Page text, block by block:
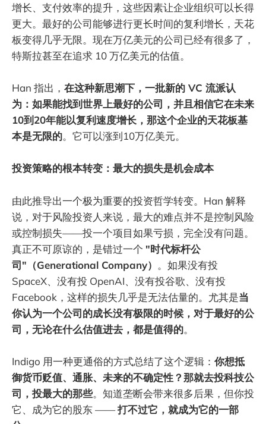
增长、支付效率的提升，这些因素让企业组织可以长得
更大。最好的公司能够进行更长时间的复利增长，天花
板变得几乎无限。现在万亿美元的公司已经有很多了，
特斯拉甚至在追求 10 万亿美元的估值。
Han 指出， 在这种新思潮下，一批新的 VC 流派认
为：如果能找到世界上最好的公司，并且相信它在未来
10到20年能以复利速度增长，那这个企业的天花板基
本是无限的。它可以涨到10万亿美元。
投资策略的根本转变：最大的损失是机会成本
由此推导出一个极为重要的投资哲学转变。Han 解释
说，对于风险投资人来说，最大的难点并不是控制风险
或控制损失——投一个项目如果亏损，完全没有问题。
真正不可原谅的，是错过一个 "时代标杆公
司"（Generational Company） 。如果没有投
SpaceX、没有投 OpenAI、没有投谷歌、没有投
Facebook，这样的损失几乎是无法估量的。尤其是当
你认为一个公司的成长没有极限的时候，对于最好的公
司，无论在什么估值进去，都是值得的。
Indigo 用一种更通俗的方式总结了这个逻辑： 你想抵
御货币贬值、通胀、未来的不确定性？那就去投科技公
司，投最大的那些。知道垄断会带来很多后果，但你投
它、成为它的股东 ——打不过它，就成为它的一部